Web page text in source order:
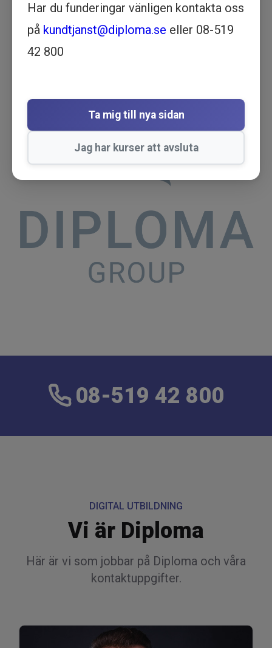
inom digital media.
08-519 42 800
DIGITAL UTBILDNING
Vi är Diploma
Här är vi som jobbar på Diploma och våra
kontaktuppgifter.
Har du funderingar vänligen kontakta oss
på kundtjanst@diploma.se eller 08-519
42 800
Ta mig till nya sidan
Jag har kurser att avsluta